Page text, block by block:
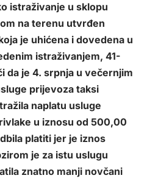
istraživanje u sklopu
na terenu utvrđen
je uhićena i dovedena u
istraživanjem, 41-
da je 4. srpnja u večernjim
prijevoza taksi
naplatu usluge
u iznosu od 500,00
platiti jer je iznos
je za istu uslugu
znatno manji novčani